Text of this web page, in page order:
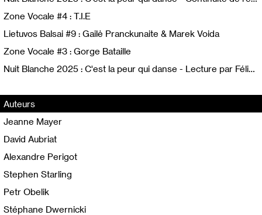
Zone Vocale #4 : T.I.E
Lietuvos Balsai #9 : Gailė Pranckunaite & Marek Voida
Zone Vocale #3 : Gorge Bataille
Nuit Blanche 2025 : C'est la peur qui danse - Lecture par Félixe Kazi-Tani
Auteurs
Jeanne Mayer
David Aubriat
Alexandre Perigot
Stephen Starling
Petr Obelik
Stéphane Dwernicki